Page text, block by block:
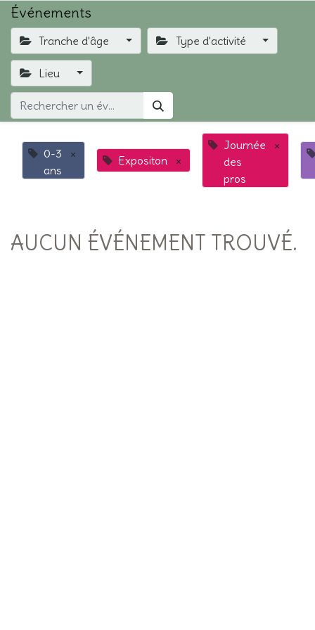
Événements
Tranche d'âge Type d'activité
Lieu
0-3
ans
× Expositon ×
Journée
des
pros
×
AUCUN ÉVÉNEMENT TROUVÉ.